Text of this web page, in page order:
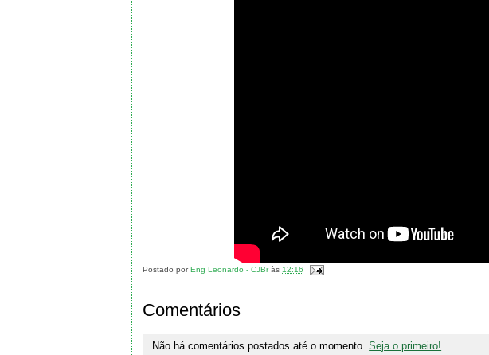
Postado porEng Leonardo - CJBràs12:16
Comentários
Não há comentários postados até o momento.Seja o primeiro!